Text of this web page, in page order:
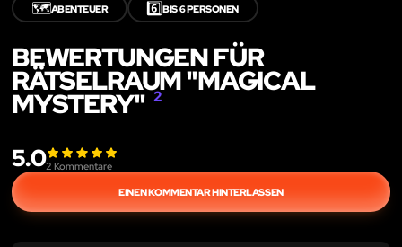
🗺️ABENTEUER 6️⃣BIS 6 PERSONEN
BEWERTUNGEN FÜR
RÄTSELRAUM "MAGICAL
MYSTERY"2
5.02 Kommentare
EINEN KOMMENTAR HINTERLASSEN